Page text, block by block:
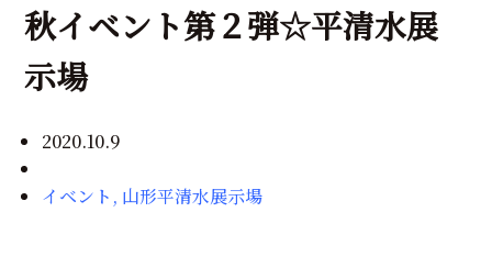
秋イベント第２弾☆平清水展
示場
2020.10.9
イベント , 山形平清水展示場